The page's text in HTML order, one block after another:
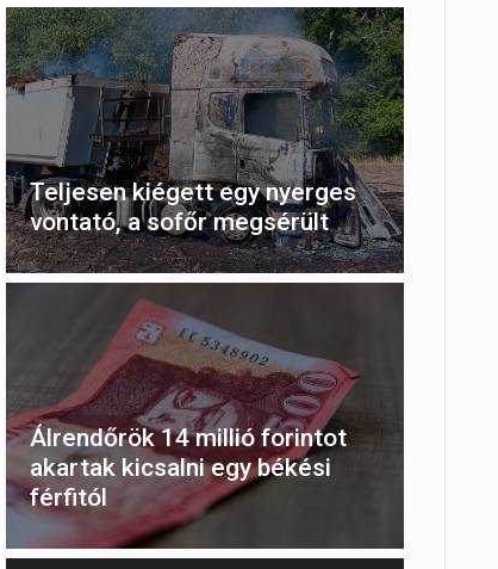
Teljesen kiégett egy nyerges
vontató, a sofőr megsérült
Álrendőrök 14 millió forintot
akartak kicsalni egy békési
férfitól